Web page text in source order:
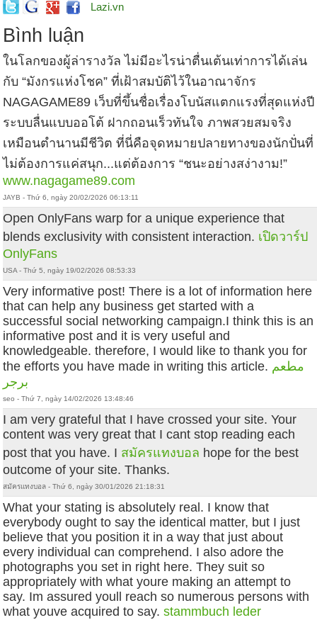
Lazi.vn
Bình luận
ในโลกของผู้ล่ารางวัล ไม่มีอะไรน่าตื่นเต้นเท่าการได้เล่น
กับ “มังกรแห่งโชค” ที่เฝ้าสมบัติไว้ในอาณาจักร
NAGAGAME89 เว็บที่ขึ้นชื่อเรื่องโบนัสแตกแรงที่สุดแห่งปี
ระบบลื่นแบบออโต้ ฝากถอนเร็วทันใจ ภาพสวยสมจริง
เหมือนตำนานมีชีวิต ที่นี่คือจุดหมายปลายทางของนักปั่นที่
ไม่ต้องการแค่สนุก...แต่ต้องการ “ชนะอย่างสง่างาม!”
www.nagagame89.com
JAYB - Thứ 6, ngày 20/02/2026 06:13:11
Open OnlyFans warp for a unique experience that
blends exclusivity with consistent interaction. เปิดวาร์ป
OnlyFans
USA - Thứ 5, ngày 19/02/2026 08:53:33
Very informative post! There is a lot of information here
that can help any business get started with a
successful social networking campaign.I think this is an
informative post and it is very useful and
knowledgeable. therefore, I would like to thank you for
the efforts you have made in writing this article. مطعم
برجر
seo - Thứ 7, ngày 14/02/2026 13:48:46
I am very grateful that I have crossed your site. Your
content was very great that I cant stop reading each
post that you have. I สมัครแทงบอล hope for the best
outcome of your site. Thanks.
สมัครแทงบอล - Thứ 6, ngày 30/01/2026 21:18:31
What your stating is absolutely real. I know that
everybody ought to say the identical matter, but I just
believe that you position it in a way that just about
every individual can comprehend. I also adore the
photographs you set in right here. They suit so
appropriately with what youre making an attempt to
say. Im assured youll reach so numerous persons with
what youve acquired to say.stammbuch leder